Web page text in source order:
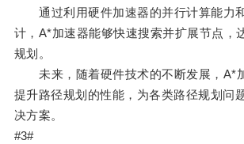
通过利用硬件加速器的并行计算能力
计，A*加速器能够快速搜索并扩展节点，
规划。
未来，随着硬件技术的不断发展，A*
提升路径规划的性能，为各类路径规划问
决方案。
#3#